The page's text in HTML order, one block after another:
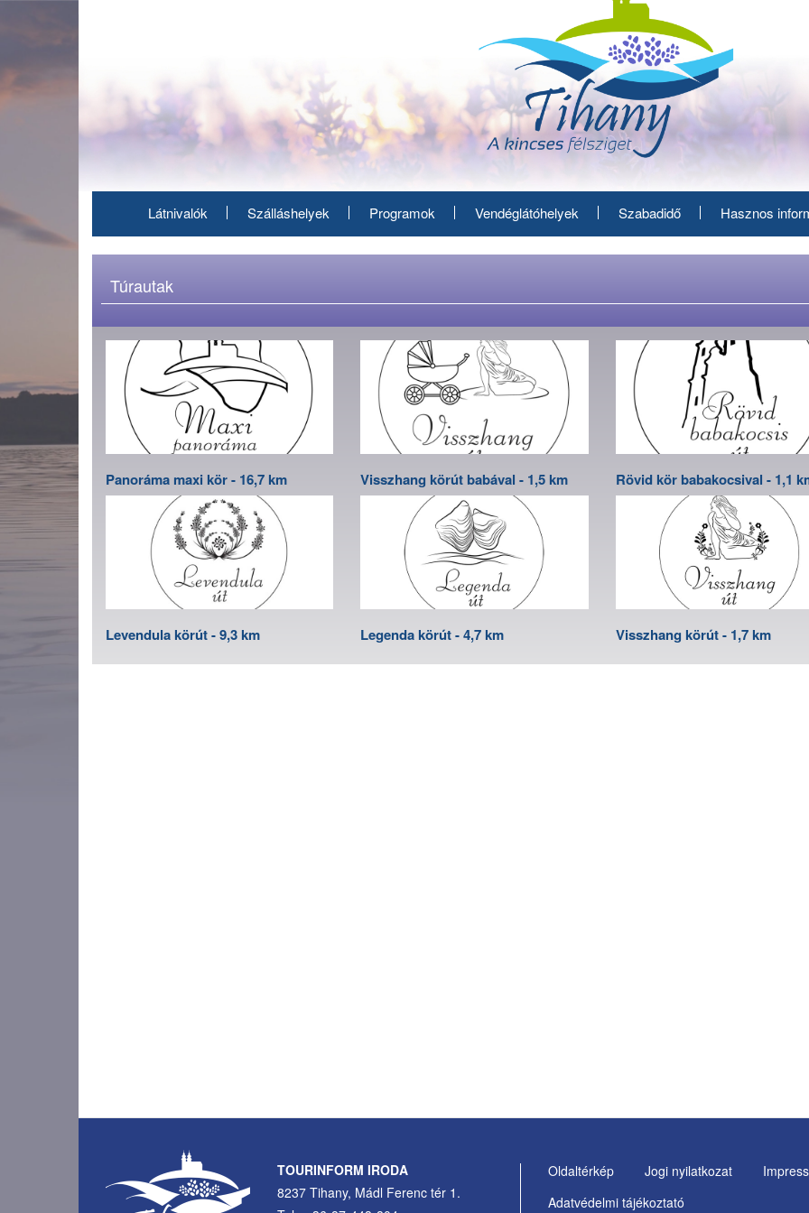
tartalomra
Látnivalók Szálláshelyek Programok Vendéglátóhelyek Szabadidő Hasznos
Túrautak
Panoráma maxi kör - 16,7 km Visszhang körút babával - 1,5 km Rövid kör babakocsival - 1,1
Levendula körút - 9,3 km Legenda körút - 4,7 km Visszhang körút - 1,7 km
TOURINFORM IRODA
8237 Tihany, Mádl Ferenc tér 1.
Footer
Oldaltérkép Jogi nyilatkozat
Adatvédelmi tájékoztató